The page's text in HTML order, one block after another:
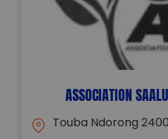
ASSOCIATION
Touba Ndorong